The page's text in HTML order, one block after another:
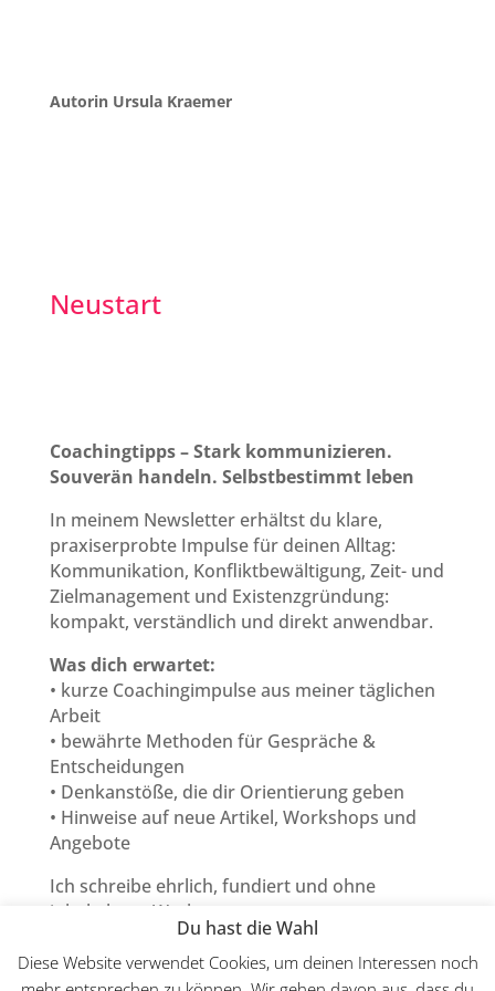
Autorin Ursula Kraemer
Neustart
Coachingtipps – Stark kommunizieren.
Souverän handeln. Selbstbestimmt leben
In meinem Newsletter erhältst du klare,
praxiserprobte Impulse für deinen Alltag:
Kommunikation, Konfliktbewältigung, Zeit- und
Zielmanagement und Existenzgründung:
kompakt, verständlich und direkt anwendbar.
Was dich erwartet:
• kurze Coachingimpulse aus meiner täglichen
Arbeit
• bewährte Methoden für Gespräche &
Entscheidungen
• Denkanstöße, die dir Orientierung geben
• Hinweise auf neue Artikel, Workshops und
Angebote
Ich schreibe ehrlich, fundiert und ohne
inhaltsleere Werbung.
Abmelden kannst du dich jederzeit mit einem
Klick.
Du hast die Wahl
Diese Website verwendet Cookies, um deinen Interessen noch